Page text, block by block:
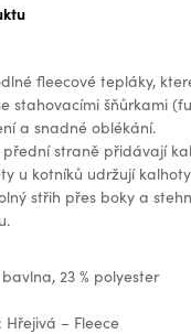
fleecové tepláky,
stahovacími šňůrkami
a snadné oblékání.
přední straně přidávají
u kotníků udržují
střih přes boky a
23 % polyester
– Fleece